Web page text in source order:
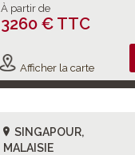
À partir de
3260 € TTC
Afficher la carte
SINGAPOUR,
MALAISIE